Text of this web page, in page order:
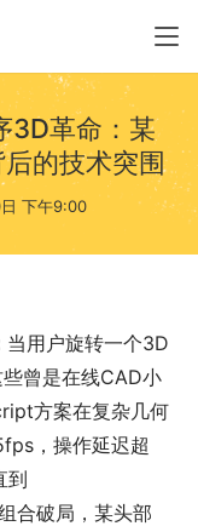
3D革命：某
的技术突围
下午9:00
当用户旋转一个3D
曾是在线CAD小
方案在复杂几何
，操作延迟超
到
合破局，某头部